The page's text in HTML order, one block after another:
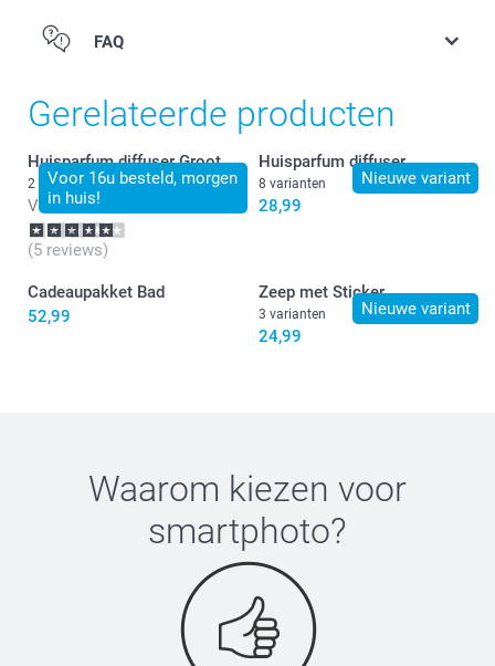
FAQ
Gerelateerde producten
Voor 16u besteld, morgen
in huis!
Huisparfum diffuser Groot
2 varianten
Vanaf 18,99
(5 reviews)
Nieuwe variant
Huisparfum diffuser
8 varianten
28,99
Cadeaupakket Bad
52,99
Nieuwe variant
Zeep met Sticker
3 varianten
24,99
Waarom kiezen voor
smartphoto?